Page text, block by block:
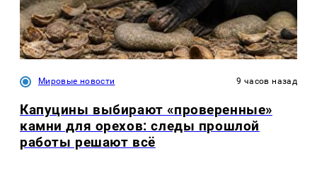
Мировые новости 9 часов назад
Капуцины выбирают «проверенные»
камни для орехов: следы прошлой
работы решают всё